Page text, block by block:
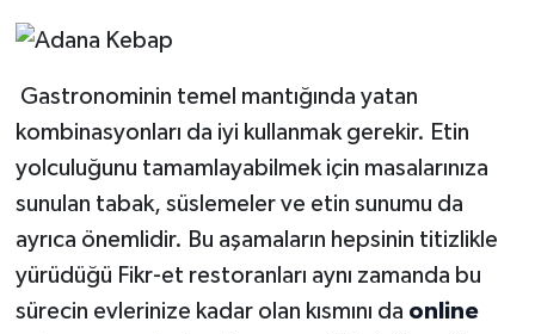
Gastronominin temel mantığında yatan
kombinasyonları da iyi kullanmak gerekir. Etin
yolculuğunu tamamlayabilmek için masalarınıza
sunulan tabak, süslemeler ve etin sunumu da
ayrıca önemlidir. Bu aşamaların hepsinin titizlikle
yürüdüğü Fikr-et restoranları aynı zamanda bu
sürecin evlerinize kadar olan kısmını da online